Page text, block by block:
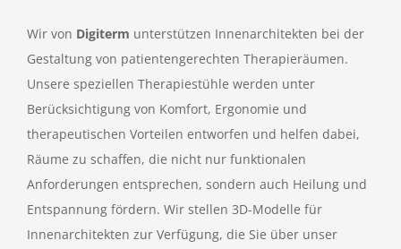
Wir von Digiterm unterstützen Innenarchitekten bei der
Gestaltung von patientengerechten Therapieräumen.
Unsere speziellen Therapiestühle werden unter
Berücksichtigung von Komfort, Ergonomie und
therapeutischen Vorteilen entworfen und helfen dabei,
Räume zu schaffen, die nicht nur funktionalen
Anforderungen entsprechen, sondern auch Heilung und
Entspannung fördern. Wir stellen 3D-Modelle für
Innenarchitekten zur Verfügung, die Sie über unser